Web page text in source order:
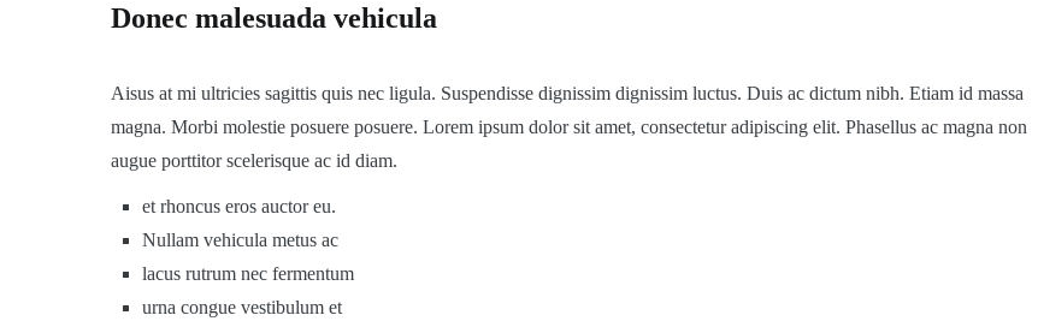
Donec malesuada vehicula
Aisus at mi ultricies sagittis quis nec ligula. Suspendisse dignissim dignissim luctus. Duis ac dictum nibh. Etiam id massa
magna. Morbi molestie posuere posuere. Lorem ipsum dolor sit amet, consectetur adipiscing elit. Phasellus ac magna non
augue porttitor scelerisque ac id diam.
et rhoncus eros auctor eu.
Nullam vehicula metus ac
lacus rutrum nec fermentum
urna congue vestibulum et